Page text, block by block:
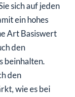
sich auf jeden
ein hohes
Art Basiswert
den
beinhalten.
den
wie es bei